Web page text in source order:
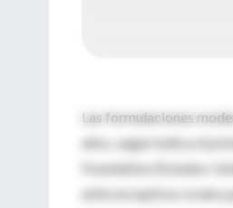
Las formulaciones
años, según indica el
Foundation (Estados
anticonceptivos orales